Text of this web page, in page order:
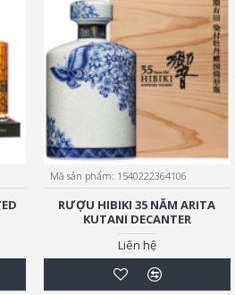
Mã sản phẩm: 1540222364106
RƯỢU HIBIKI 35 NĂM ARITA
KUTANI DECANTER
Liên hệ